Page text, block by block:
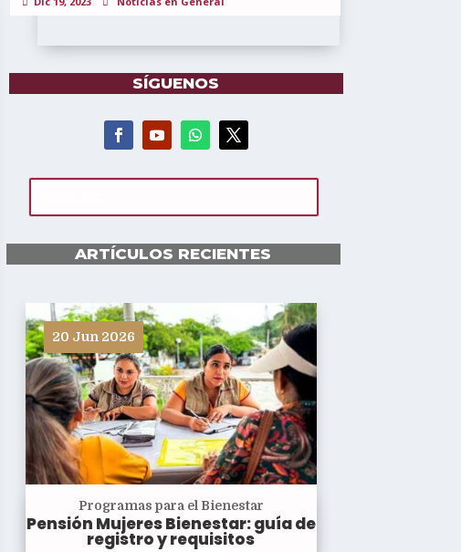
SÍGUENOS
ARTÍCULOS RECIENTES
20 Jun 2026
Programas para el Bienestar
Pensión Mujeres Bienestar: guía de
registro y requisitos